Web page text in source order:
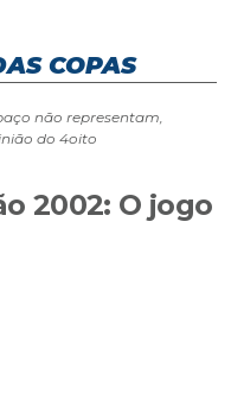
COPAS
não representam,
do 4oito
2002: O jogo